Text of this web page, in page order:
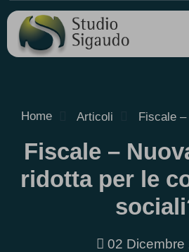
Home Articoli Fiscale
Fiscale –
ridotta per le
02 Dicembre